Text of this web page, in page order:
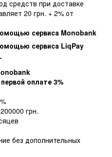
средств при доставке
20 грн. + 2% от
сервиса Monobank
сервиса LiqPay
оплате 3%
грн.
без дополнительных